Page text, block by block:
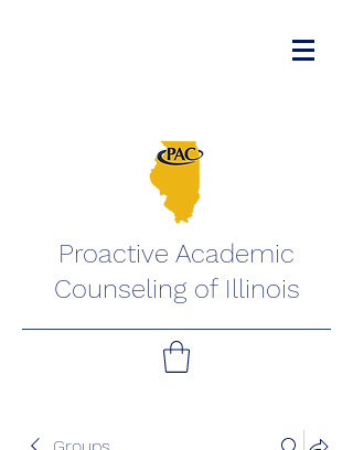
Proactive Academic
Counseling of Illinois
Groups